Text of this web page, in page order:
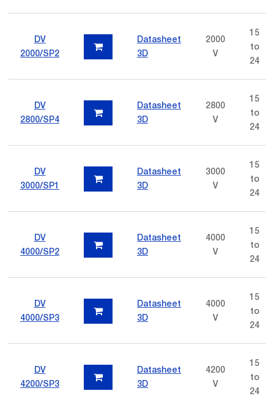
DV
2000/SP2
Datasheet
3D
2000
V
15
to
24
DV
2800/SP4
Datasheet
3D
2800
V
15
to
24
DV
3000/SP1
Datasheet
3D
3000
V
15
to
24
DV
4000/SP2
Datasheet
3D
4000
V
15
to
24
DV
4000/SP3
Datasheet
3D
4000
V
15
to
24
DV
4200/SP3
Datasheet
3D
4200
V
15
to
24